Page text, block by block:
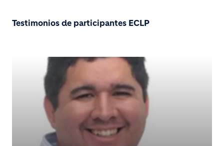
Testimonios de participantes ECLP